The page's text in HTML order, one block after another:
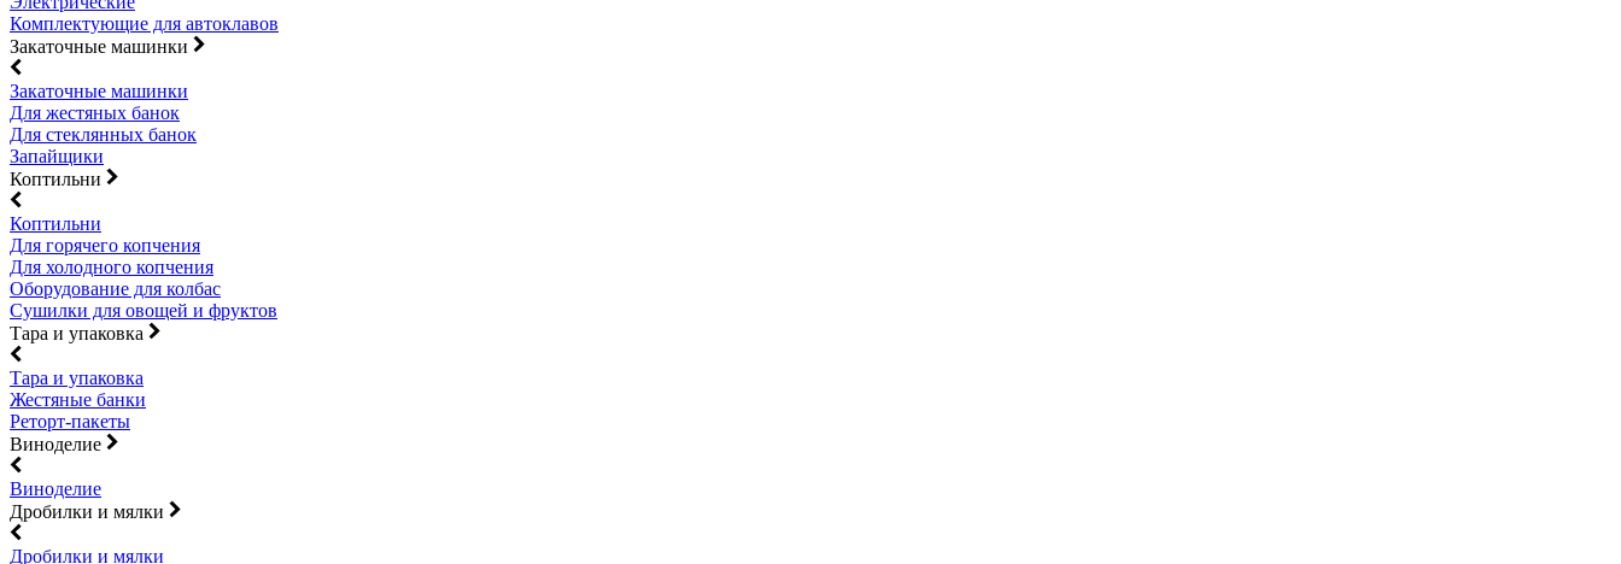
Комплектующие для автоклавов
Закаточные машинки
Закаточные машинки
Для жестяных банок
Для стеклянных банок
Запайщики
Коптильни
Коптильни
Для горячего копчения
Для холодного копчения
Оборудование для колбас
Сушилки для овощей и фруктов
Тара и упаковка
Тара и упаковка
Жестяные банки
Реторт-пакеты
Виноделие
Виноделие
Дробилки и мялки
Дробилки и мялки